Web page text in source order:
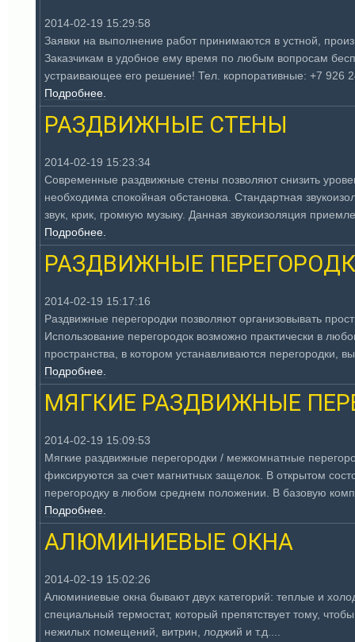
2014-02-19 15:29:58
Заявки на выполнение работ принимаются в устной,
Заказчикам в удобное ему время по любым вопросам
устраивающее его решение! Тел. корпоративные: +7 926
Подробнее.
РАЗДВИЖНЫЕ СТЕНЫ
2014-02-19 15:23:34
Современные раздвижные стены позволяют снизить
необходима спокойная обстановка. Стандартная
звук, крик, громкую музыку. Данная звукоизоляция
Подробнее.
РАЗДВИЖНЫЕ
2014-02-19 15:17:16
Раздвижные перегородки позволяют организовывать
Использование перегородок возможно практически в
пространства, в котором устанавливаются
Подробнее.
МЯГКИЕ РАЗДВИЖНЫЕ
2014-02-19 15:09:53
Мягкие раздвижные перегородки / межкомнатные
фиксируются за счет магнитных защелок. В открытом
перегородку в любом среднем положении. В базовую
Подробнее.
АЛЮМИНИЕВЫЕ ОКНА
2014-02-19 15:02:26
Алюминиевые окна бывают двух категорий: теплые и
специальный термостат, который препятствует тому,
нежилых помещений, витрин, лоджий и т.д....